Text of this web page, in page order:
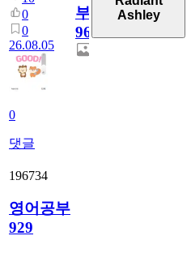
0
0
26.08.05
0
댓글
부
96
Ashley
196734
영어공부
929